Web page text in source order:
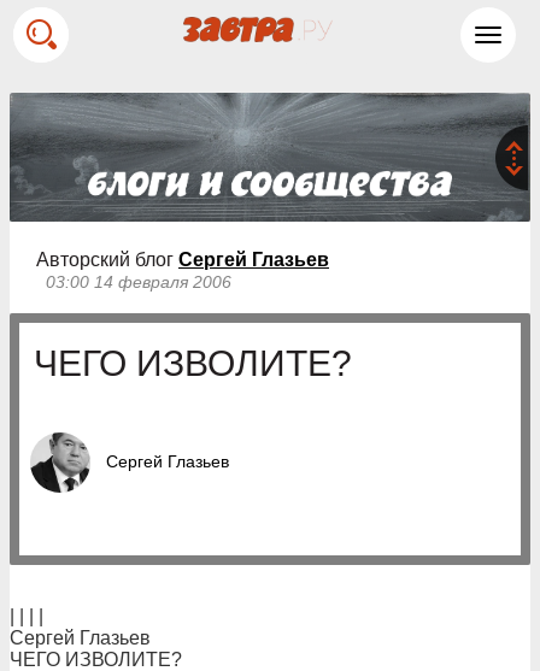
Авторский блог Сергей Глазьев
03:00 14 февраля 2006
ЧЕГО ИЗВОЛИТЕ?
Сергей Глазьев
Сергей Глазьев
ЧЕГО ИЗВОЛИТЕ?